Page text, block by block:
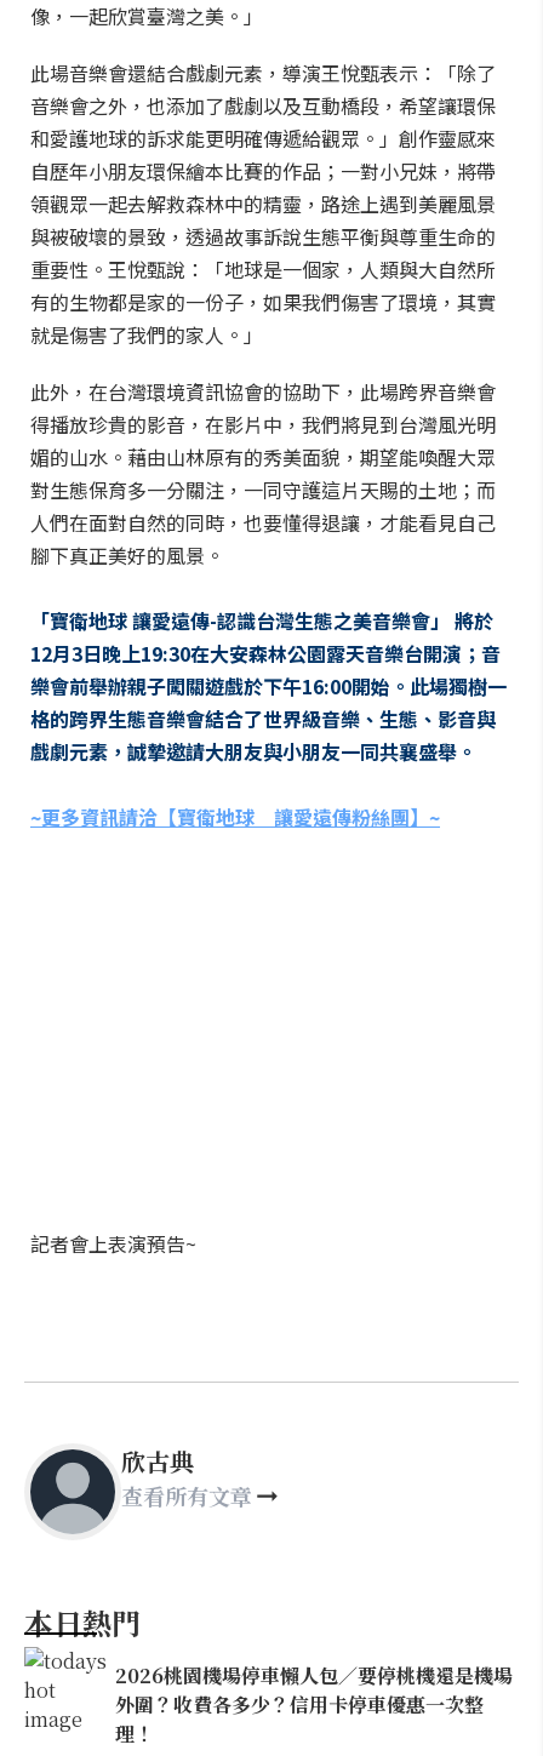
像，一起欣賞臺灣之美。」
此場音樂會還結合戲劇元素，導演王悅甄表示：「除了
音樂會之外，也添加了戲劇以及互動橋段，希望讓環保
和愛護地球的訴求能更明確傳遞給觀眾。」創作靈感來
自歷年小朋友環保繪本比賽的作品；一對小兄妹，將帶
領觀眾一起去解救森林中的精靈，路途上遇到美麗風景
與被破壞的景致，透過故事訴說生態平衡與尊重生命的
重要性。王悅甄說：「地球是一個家，人類與大自然所
有的生物都是家的一份子，如果我們傷害了環境，其實
就是傷害了我們的家人。」
此外，在台灣環境資訊協會的協助下，此場跨界音樂會
得播放珍貴的影音，在影片中，我們將見到台灣風光明
媚的山水。藉由山林原有的秀美面貌，期望能喚醒大眾
對生態保育多一分關注，一同守護這片天賜的土地；而
人們在面對自然的同時，也要懂得退讓，才能看見自己
腳下真正美好的風景。
「寶衛地球 讓愛遠傳-認識台灣生態之美音樂會」 將於
12月3日晚上19:30在大安森林公園露天音樂台開演；音
樂會前舉辦親子闖關遊戲於下午16:00開始。此場獨樹一
格的跨界生態音樂會結合了世界級音樂、生態、影音與
戲劇元素，誠摯邀請大朋友與小朋友一同共襄盛舉。
~更多資訊請洽【寶衛地球 讓愛遠傳粉絲團】~
記者會上表演預告~
欣古典
查看所有文章
本日熱門
2026桃園機場停車懶人包／要停桃機還是機場
外圍？收費各多少？信用卡停車優惠一次整
理！